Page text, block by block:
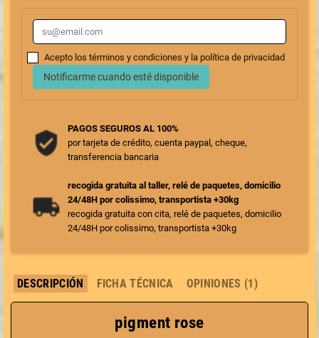
Acepto los términos y condiciones y la política de privacidad
Notificarme cuando esté disponible
PAGOS SEGUROS AL 100%
por tarjeta de crédito, cuenta paypal, cheque,
transferencia bancaria
recogida gratuita al taller, relé de paquetes, domicilio
24/48H por colissimo, transportista +30kg
recogida gratuita con cita, relé de paquetes, domicilio
24/48H por colissimo, transportista +30kg
DESCRIPCIÓN FICHA TÉCNICA OPINIONES (1)
pigment rose